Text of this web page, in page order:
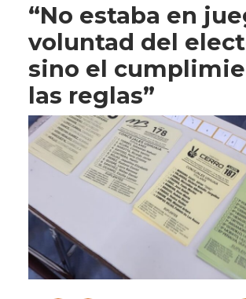
“No estaba en
voluntad del
sino el
las reglas”